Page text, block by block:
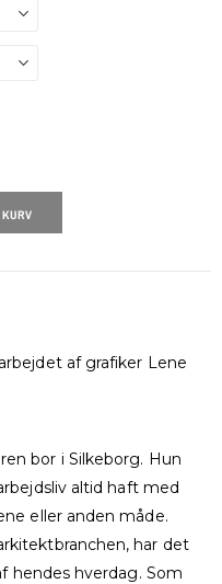
af grafiker Lene
bor i Silkeborg. Hun
altid haft med
eller anden måde.
har det
hendes hverdag. Som